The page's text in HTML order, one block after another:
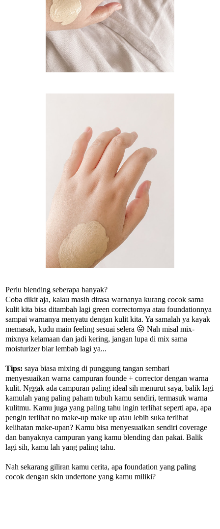
Perlu blending seberapa banyak?
Coba dikit aja, kalau masih dirasa warnanya kurang cocok sama
kulit kita bisa ditambah lagi green correctornya atau foundationnya
sampai warnanya menyatu dengan kulit kita. Ya samalah ya kayak
memasak, kudu main feeling sesuai selera 😛 Nah misal mix-
mixnya kelamaan dan jadi kering, jangan lupa di mix sama
moisturizer biar lembab lagi ya...
Tips: saya biasa mixing di punggung tangan sembari
menyesuaikan warna campuran founde + corrector dengan warna
kulit. Nggak ada campuran paling ideal sih menurut saya, balik lagi
kamulah yang paling paham tubuh kamu sendiri, termasuk warna
kulitmu. Kamu juga yang paling tahu ingin terlihat seperti apa, apa
pengin terlihat no make-up make up atau lebih suka terlihat
kelihatan make-upan? Kamu bisa menyesuaikan sendiri coverage
dan banyaknya campuran yang kamu blending dan pakai. Balik
lagi sih, kamu lah yang paling tahu.
Nah sekarang giliran kamu cerita, apa foundation yang paling
cocok dengan skin undertone yang kamu miliki?